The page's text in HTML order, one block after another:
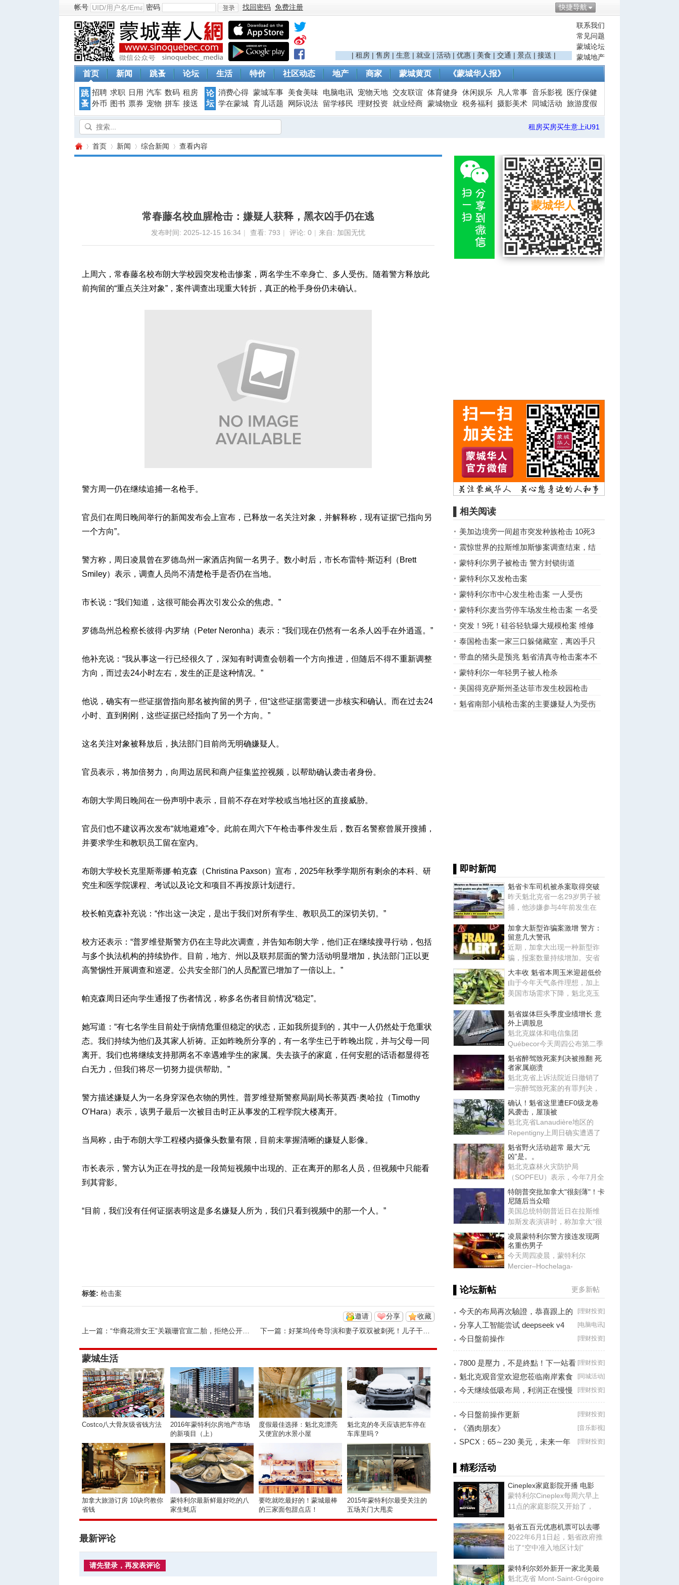
快捷导航
帐号 密码
登
录
找回密码 免费注册
联系我们
常见问题
蒙城论坛
蒙城地产
| 租房 | 售房 | 生意 | 就业 | 活动 | 优惠 | 美食 | 交通 | 景点 | 接送 |
首页 新闻 跳蚤 论坛 生活 特价 社区动态 地产 商家 蒙城黄页 《蒙城华人报》
跳
蚤
招聘 求职 日用 汽车 数码 租房
外币
图书 票券 宠物 拼车 接送
论
坛
消费心得 蒙城车事 美食美味 电脑电讯 宠物天地 交友联谊 体育健身 休闲娱乐 凡人常事 音乐影视
医疗保健
学在蒙城 育儿话题 网际说法 留学移民 理财投资 就业经商 蒙城物业 税务福利 摄影美术 同城活动 旅游度假
租房买房买生意上iU91
首页 新闻 综合新闻 查看内容
常春藤名校血腥枪击：嫌疑人获释，黑衣凶手仍在逃
发布时间: 2025-12-15 16:34 | 查看: 793 | 评论: 0 | 来自: 加国无忧
上周六，常春藤名校布朗大学校园突发枪击惨案，两名学生不幸身亡、多人受伤。随着警方释放此
前拘留的“重点关注对象”，案件调查出现重大转折，真正的枪手身份仍未确认。
警方周一仍在继续追捕一名枪手。
官员们在周日晚间举行的新闻发布会上宣布，已释放一名关注对象，并解释称，现有证据“已指向另
一个方向”。
警方称，周日凌晨曾在罗德岛州一家酒店拘留一名男子。数小时后，市长布雷特·斯迈利（Brett
Smiley）表示，调查人员尚不清楚枪手是否仍在当地。
市长说：“我们知道，这很可能会再次引发公众的焦虑。”
罗德岛州总检察长彼得·内罗纳（Peter Neronha）表示：“我们现在仍然有一名杀人凶手在外逍遥。”
他补充说：“我从事这一行已经很久了，深知有时调查会朝着一个方向推进，但随后不得不重新调整
方向，而过去24小时左右，发生的正是这种情况。”
他说，确实有一些证据曾指向那名被拘留的男子，但“这些证据需要进一步核实和确认。而在过去24
小时、直到刚刚，这些证据已经指向了另一个方向。”
这名关注对象被释放后，执法部门目前尚无明确嫌疑人。
官员表示，将加倍努力，向周边居民和商户征集监控视频，以帮助确认袭击者身份。
布朗大学周日晚间在一份声明中表示，目前不存在对学校或当地社区的直接威胁。
官员们也不建议再次发布“就地避难”令。此前在周六下午枪击事件发生后，数百名警察曾展开搜捕，
并要求学生和教职员工留在室内。
布朗大学校长克里斯蒂娜·帕克森（Christina Paxson）宣布，2025年秋季学期所有剩余的本科、研
究生和医学院课程、考试以及论文和项目不再按原计划进行。
校长帕克森补充说：“作出这一决定，是出于我们对所有学生、教职员工的深切关切。”
校方还表示：“普罗维登斯警方仍在主导此次调查，并告知布朗大学，他们正在继续搜寻行动，包括
与多个执法机构的持续协作。目前，地方、州以及联邦层面的警力活动明显增加，执法部门正以更
高警惕性开展调查和巡逻。公共安全部门的人员配置已增加了一倍以上。”
帕克森周日还向学生通报了伤者情况，称多名伤者目前情况“稳定”。
她写道：“有七名学生目前处于病情危重但稳定的状态，正如我所提到的，其中一人仍然处于危重状
态。我们持续为他们及其家人祈祷。正如昨晚所分享的，有一名学生已于昨晚出院，并与父母一同
离开。我们也将继续支持那两名不幸遇难学生的家属。失去孩子的家庭，任何安慰的话语都显得苍
白无力，但我们将尽一切努力提供帮助。”
警方描述嫌疑人为一名身穿深色衣物的男性。普罗维登斯警察局副局长蒂莫西·奥哈拉（Timothy
O’Hara）表示，该男子最后一次被目击时正从事发的工程学院大楼离开。
当局称，由于布朗大学工程楼内摄像头数量有限，目前未掌握清晰的嫌疑人影像。
市长表示，警方认为正在寻找的是一段简短视频中出现的、正在离开的那名人员，但视频中只能看
到其背影。
“目前，我们没有任何证据表明这是多名嫌疑人所为，我们只看到视频中的那一个人。”
标签: 枪击案
收藏
分享
邀请
上一篇： “华裔花滑女王”关颖珊官宣二胎，拒绝公开孩子父亲 下一篇： 好莱坞传奇导演和妻子双双被刺死！儿子干的？
蒙城生活
Costco八大骨灰级省钱方法
2016年蒙特利尔房地产市场
的新项目（上）
度假最佳选择：魁北克漂亮
又便宜的水景小屋
魁北克的冬天应该把车停在
车库里吗？
加拿大旅游订房 10诀窍教你
省钱
蒙特利尔最新鲜最好吃的八
家生蚝店
要吃就吃最好的！蒙城最棒
的三家面包甜点店！
2015年蒙特利尔最受关注的
五场关门大甩卖
最新评论
请先登录，再发表评论
▌相关阅读
美加边境旁一间超市突发种族枪击 10死3
伤
震惊世界的拉斯维加斯惨案调查结束，结
果却出人意料……
蒙特利尔男子被枪击 警方封锁街道
蒙特利尔又发枪击案
蒙特利尔市中心发生枪击案 一人受伤
蒙特利尔麦当劳停车场发生枪击案 一名受
伤男子在逃
突发！9死！硅谷轻轨爆大规模枪案 维修
工扫射
泰国枪击案一家三口躲储藏室，离凶手只
有2米，女儿却突然哭出声 ...
带血的猪头是预兆 魁省清真寺枪击案本不
会死那么多人？
蒙特利尔一年轻男子被人枪杀
美国得克萨斯州圣达菲市发生校园枪击
案，10人丧生
魁省南部小镇枪击案的主要嫌疑人为受伤
▌即时新闻
魁省卡车司机被杀案取得突破
昨天魁北克省一名29岁男子被
捕，他涉嫌参与4年前发生在
杀
加拿大新型诈骗案激增 警方：
留意几大警讯
近期，加拿大出现一种新型诈
骗，报案数量持续增加。安省
警局（OPP）及加拿大反诈骗
中
大丰收 魁省本周玉米迎超低价
由于今年天气条件理想，加上
美国市场需求下降，魁北克玉
异
魁省媒体巨头季度业绩增长 意
外上调股息
魁北克媒体和电信集团
Québecor今天周四公布第二季
度业绩，营收14.4亿元，同比
增长4.3
魁省醉驾致死案判决被推翻 死
者家属崩溃
魁北克省上诉法院近日撤销了
一宗醉驾致死案的有罪判决，
并下令重审，理由是检方未能
证
确认！魁省这里遭EF0级龙卷
风袭击，屋顶被
魁北克省Lanaudière地区的
Repentigny上周日确实遭遇了
一场龙卷风袭击。加拿大北方
龙
魁省野火活动超常 最大“元
凶”是。。
魁北克森林火灾防护局
（SOPFEU）表示，今年7月全
省野火活动高于往年平均水
平，主要原
特朗普突批加拿大"很刻薄"！卡
尼随后当众暗
美国总统特朗普近日在拉斯维
加斯发表演讲时，称加拿大“很
刻薄”，但同时表示“我爱加
凌晨蒙特利尔警方接连发现两
名重伤男子
今天周四凌晨，蒙特利尔
Mercier–Hochelaga-
▌论坛新帖 更多新帖
[理财投资]
今天的布局再次驗證，恭喜跟上的
朋友！
[电脑电讯]
分享人工智能尝试 deepseek v4
falsh, 据说
[理财投资]
今日盤前操作
[理财投资]
7800 是壓力，不是終點！下一站看
8000？
[同城活动]
魁北克观音堂欢迎您莅临南岸素食
分享会！
[理财投资]
今天继续低吸布局，利润正在慢慢
兑现！
[理财投资]
今日盤前操作更新
[音乐影视]
《酒肉朋友》
[理财投资]
SPCX：65～230 美元，未来一年
▌精彩活动
Cineplex家庭影院开播 电影
蒙特利尔Cineplex每周六早上
11点的家庭影院又开始了，
魁省五百元优惠机票可以去哪
2022年6月1日起，魁省政府推
出了“空中准入地区计划”
蒙特利尔郊外新开一家北美最
魁北克省 Mont-Saint-Grégoire